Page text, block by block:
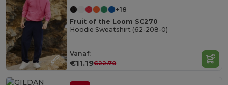
+18
Fruit of the Loom SC270
Hoodie Sweatshirt (62-208-0)
Vanaf:
€11.19€22.70